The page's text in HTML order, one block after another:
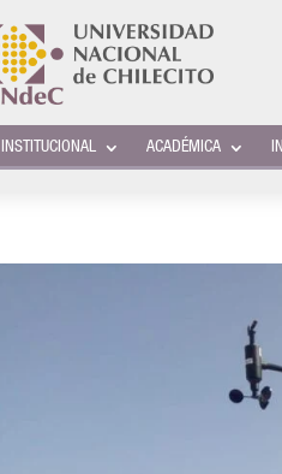
INSTITUCIONAL ACADÉMICA